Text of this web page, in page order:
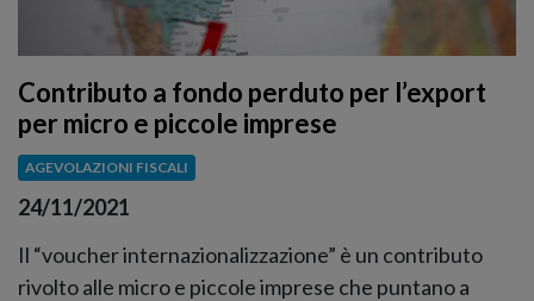
Contributo a fondo perduto per l’export
per micro e piccole imprese
AGEVOLAZIONI FISCALI
24/11/2021
Il “voucher internazionalizzazione” è un contributo
rivolto alle micro e piccole imprese che puntano a